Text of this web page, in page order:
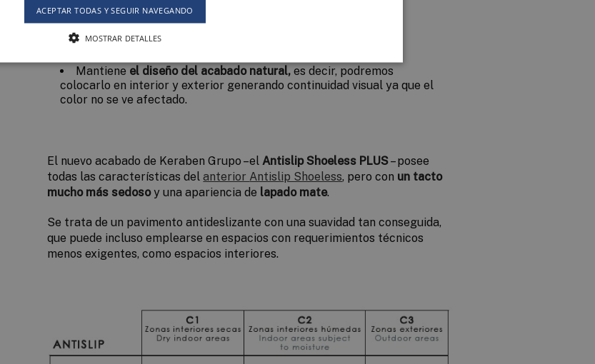
Gracias a su textura sedosa, es más
antideslizantes tradicionales.
Por subaja rugosidad
Mantiene el diseño del acabado natural, es decir, podremos
colocarlo en interior y exterior generando continuidad visual ya que el
color no se ve afectado.
El nuevo acabado de Keraben Grupo –elAntislip Shoeless PLUS– posee
todas las características delanterior Antislip Shoeless, pero con un tacto
mucho más sedosoy una apariencia de lapado mate.
Se trata de un pavimento antideslizante con una suavidad tan conseguida,
que puede incluso emplearse en espacios con requerimientos técnicos
menos exigentes, como espacios interiores.
ACEPTAR TODAS Y SEGUIR NAVEGANDO
MOSTRAR DETALLES